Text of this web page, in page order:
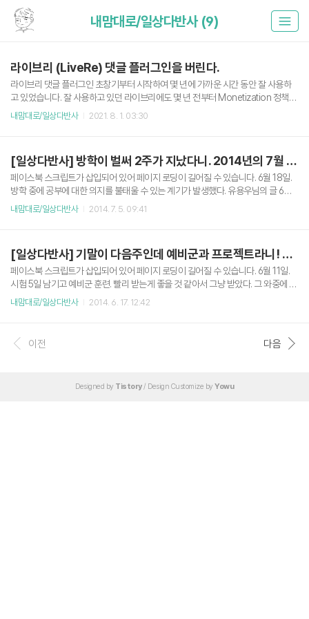
내맘대로/일상다반사 (9)
라이브리 (LiveRe) 댓글 플러그인을 버린다.
라이브리 댓글 플러그인 초창기부터 시작하여 몇 년에 가까운 시간 동안 잘 사용하
고 있었습니다. 잘 사용하고 있던 라이브리에도 몇 년 전부터 Monetization 정책이
시행되었고, City, Premium 플랜으로 나뉠 때도 City 무료 플랜으로 계속 사용하고
플러그인을 제거합니다. 제 블로그가 광고(애드센스)가 하나도 없는 블로그는 아니
지만, 그래도 심미성을 크게 해치지 않으려고 노력하는데, 라이브리를 사용하게 되
면 아래 스크린샷처럼 댓글 플러그인 위/아..
내맘대로/일상다반사 2021. 8. 1. 03:30
[일상다반사] 방학이 벌써 2주가 지났다니. 2014년의 7월 1주차.
페이스북 스크립트가 삽입되어 있어 페이지 로딩이 길어질 수 있습니다. 6월 18일.
방학 중에 공부에 대한 의지를 불태울 수 있는 계기가 발생했다. 유용우님의 글 6월 2
5일. 넥슨에서 진행하는 관련 대회 1차에 덜컥 붙었다. 개인사정으로 2차 필기 테스
생각 중인데, 언젠간 하겠지.. 사진은 토론회에 참석하셨던 이찬진님과 찍은 사진 ㅎ
ㅎ 유용우님의 글 결론 : 학기가 끝나고 방학에 돌입한지 2주나 지났는데 한게 별로
없는 것 같다. 열심히 살아야겠다 ㅜㅜ
내맘대로/일상다반사 2014. 7. 5. 09:41
[일상다반사] 기말이 다음주인데 예비군과 프로젝트라니! 2014년의 6월 2주차.
페이스북 스크립트가 삽입되어 있어 페이지 로딩이 길어질 수 있습니다. 6월 11일.
시험 5일 남기고 예비군 훈련. 빨리 받는게 좋을 것 같아서 그냥 받았다. 그 와중에 조
기퇴소 ㅎㅎ 유용우님의 글 6월 13일. 노트북을 살까? 말까? 고민중이다. 기존에 De
해상도 높고 리눅스만 깔리면 된다. 유용우님의 글 제품 소개 페이지 (한성컴퓨터) 6
월 15일. 다시 다른 프로젝트.... 교수님 제발.. 2과목이 기말 시험을 프로젝트로 대체
내맘대로/일상다반사 2014. 6. 17. 12:42
이전 다음
Designed by Tistory/ Design Customize by Yowu